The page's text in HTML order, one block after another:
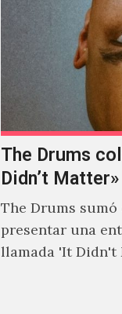
The Drums
Didn’t Matter»
The Drums
presentar una
llamada 'It Didn't